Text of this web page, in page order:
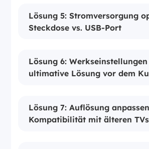
Lösung 5: Stromversorgung
Steckdose vs. USB-Port
Lösung 6:
ultimative Lösung vor dem
Lösung 7: Auflösung
Kompatibilität mit älteren TVs